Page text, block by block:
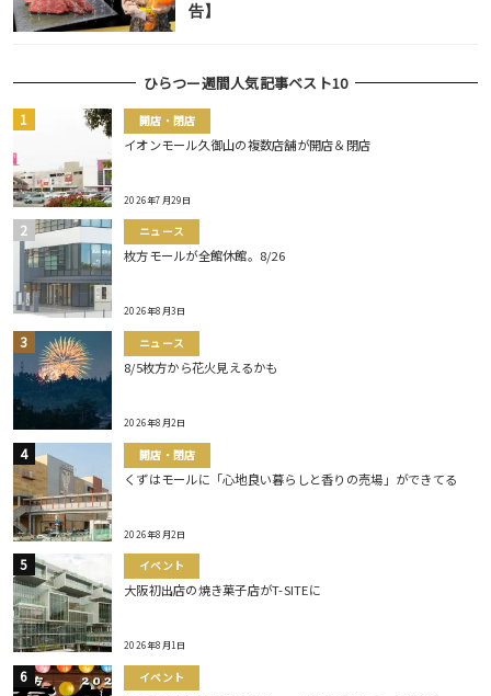
告】
ひらつー週間人気記事ベスト10
開店・閉店
イオンモール久御山の複数店舗が開店＆閉店
2026年7月29日
ニュース
枚方モールが全館休館。8/26
2026年8月3日
ニュース
8/5枚方から花火見えるかも
2026年8月2日
開店・閉店
くずはモールに「心地良い暮らしと香りの売場」ができてる
2026年8月2日
イベント
大阪初出店の焼き菓子店がT-SITEに
2026年8月1日
イベント